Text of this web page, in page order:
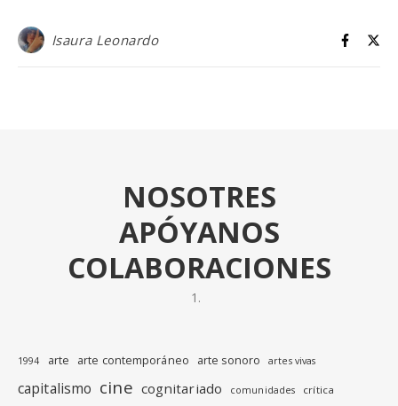
Isaura Leonardo
NOSOTRES
APÓYANOS
COLABORACIONES
1994 arte arte contemporáneo arte sonoro artes vivas
capitalismo cine cognitariado comunidades crítica